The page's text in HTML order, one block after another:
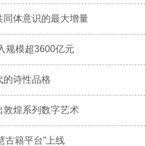
同体意识的最大增量
规模超3600亿元
的诗性品格
敦煌系列数字艺术
古籍平台”上线